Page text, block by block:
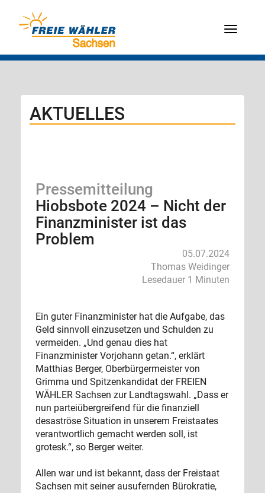
Menü
AKTUELLES
Pressemitteilung
Hiobsbote 2024 – Nicht der
Finanzminister ist das
Problem
05.07.2024
Thomas Weidinger
Lesedauer 1 Minuten
Ein guter Finanzminister hat die Aufgabe, das
Geld sinnvoll einzusetzen und Schulden zu
vermeiden. „Und genau dies hat
Finanzminister Vorjohann getan.“, erklärt
Matthias Berger, Oberbürgermeister von
Grimma und Spitzenkandidat der FREIEN
WÄHLER Sachsen zur Landtagswahl. „Dass er
nun parteiübergreifend für die finanziell
desaströse Situation in unserem Freistaates
verantwortlich gemacht werden soll, ist
grotesk.“, so Berger weiter.
Allen war und ist bekannt, dass der Freistaat
Sachsen mit seiner ausufernden Bürokratie,